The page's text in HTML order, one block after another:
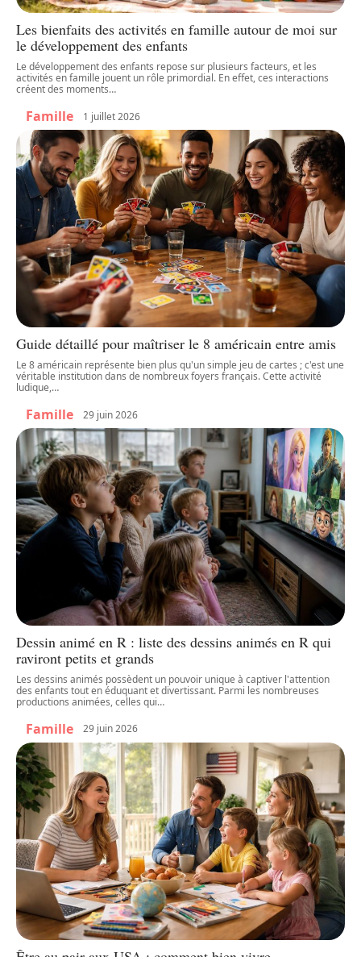
Les bienfaits des activités en famille autour de moi sur
le développement des enfants
Le développement des enfants repose sur plusieurs facteurs, et les
activités en famille jouent un rôle primordial. En effet, ces interactions
créent des moments…
Famille 1 juillet 2026
Guide détaillé pour maîtriser le 8 américain entre amis
Le 8 américain représente bien plus qu'un simple jeu de cartes ; c'est une
véritable institution dans de nombreux foyers français. Cette activité
ludique,…
Famille 29 juin 2026
Dessin animé en R : liste des dessins animés en R qui
raviront petits et grands
Les dessins animés possèdent un pouvoir unique à captiver l'attention
des enfants tout en éduquant et divertissant. Parmi les nombreuses
productions animées, celles qui…
Famille 29 juin 2026